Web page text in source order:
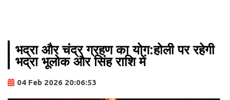
भद्रा और चंद्र ग्रहण का योग:होली पर रहेगी
भद्रा भूलोक और सिंह राशि में
04 Feb 2026 20:06:53